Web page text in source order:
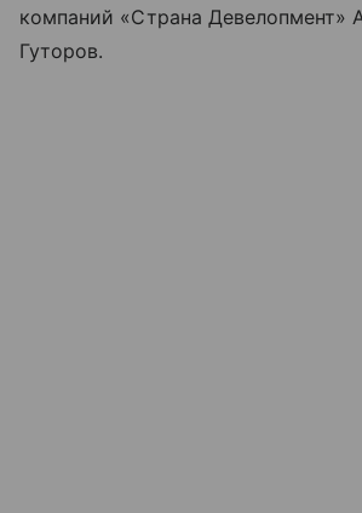
компаний «Страна Девелопмент»
Гуторов.